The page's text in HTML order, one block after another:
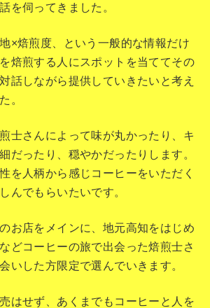
を伺ってきました。
×焙煎度、という一般的な情報だけ
焙煎する人にスポットを当ててその
話しながら提供していきたいと考え
。
士さんによって味が丸かったり、キ
だったり、穏やかだったりします。
を人柄から感じコーヒーをいただく
んでもらいたいです。
お店をメインに、地元高知をはじめ
どコーヒーの旅で出会った焙煎士さ
いした方限定で選んでいきます。
はせず、あくまでもコーヒーと人を